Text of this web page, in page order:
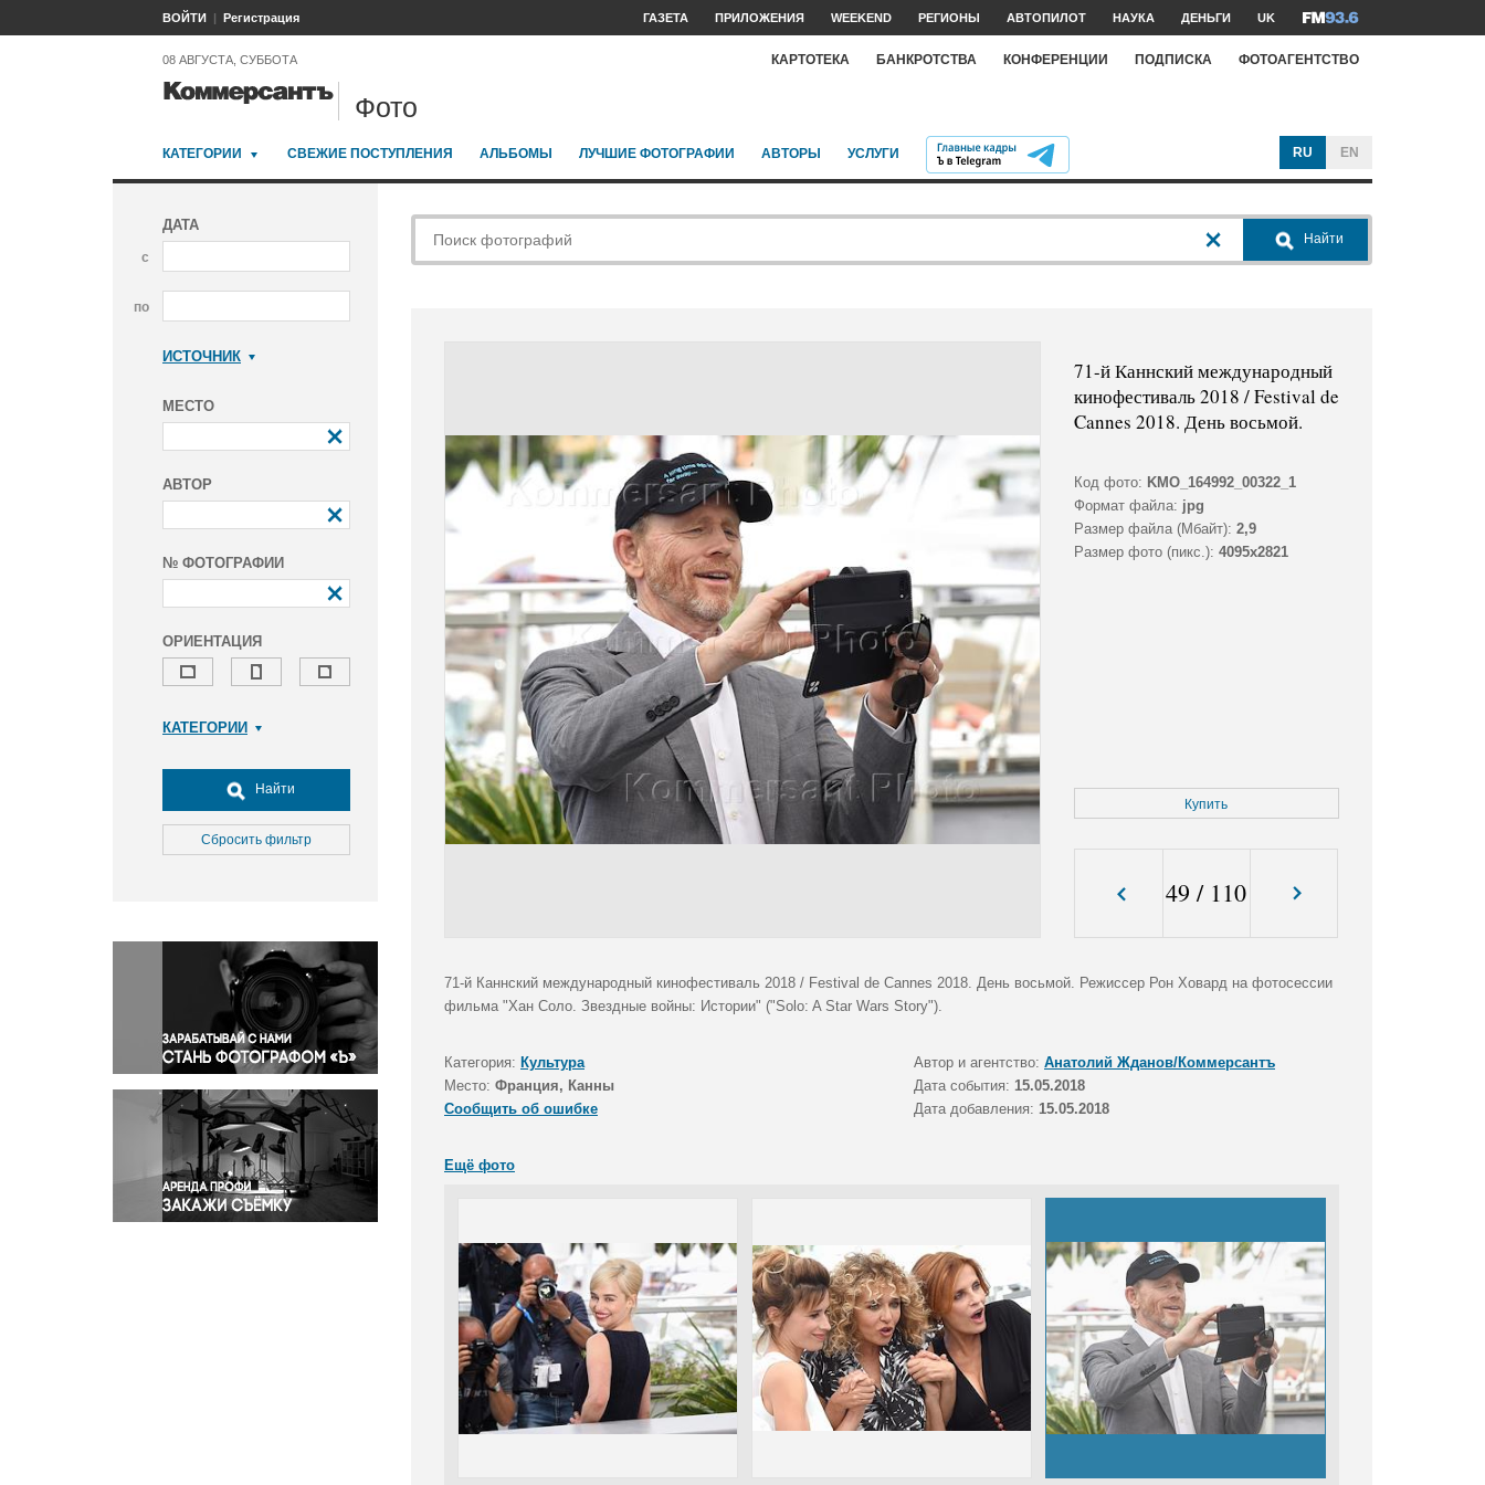
ВОЙТИ Регистрация ГАЗЕТА ПРИЛОЖЕНИЯ WEEKEND РЕГИОНЫ АВТОПИЛОТ НАУКА ДЕНЬГИ UK
08 АВГУСТА, СУББОТА КАРТОТЕКА БАНКРОТСТВА КОНФЕРЕНЦИИ ПОДПИСКА ФОТОАГЕНТСТВО
Фото
КАТЕГОРИИ СВЕЖИЕ ПОСТУПЛЕНИЯ АЛЬБОМЫ ЛУЧШИЕ ФОТОГРАФИИ АВТОРЫ УСЛУГИ RU EN
ДАТА
с
по
ИСТОЧНИК
МЕСТО
АВТОР
№ ФОТОГРАФИИ
ОРИЕНТАЦИЯ
КАТЕГОРИИ
Досуг, туризм и отдых
Культура
Медицина
Окружающая среда
Политика
Правосудие
Происшествия и конфликты
Религия
Светская жизнь
Спорт
Экология
Экономика и бизнес
Найти
Сбросить фильтр
Найти
71-й Каннский международный
кинофестиваль 2018 / Festival de
Cannes 2018. День восьмой.
Код фото: KMO_164992_00322_1
Формат файла: jpg
Размер файла (Мбайт): 2,9
Размер фото (пикс.): 4095x2821
Купить
49 / 110
71-й Каннский международный кинофестиваль 2018 / Festival de Cannes 2018. День восьмой. Режиссер Рон Ховард на фотосессии
фильма "Хан Соло. Звездные войны: Истории" ("Solo: A Star Wars Story").
Категория: Культура Автор и агентство: Анатолий Жданов/Коммерсантъ
Место: Франция, Канны Дата события: 15.05.2018
Сообщить об ошибке
Дата добавления: 15.05.2018
Ещё фото